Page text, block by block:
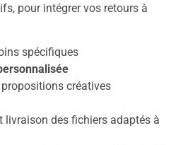
pour intégrer vos retours à
spécifiques
créatives
livraison des fichiers adaptés à